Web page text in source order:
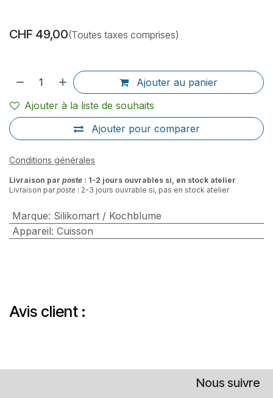
CHF 49,00(Toutes taxes comprises)
Ajouter au panier
Ajouter pour comparer
Ajouter à la liste de souhaits
Conditions générales
Livraison par poste : 1-2 jours ouvrables si, en stock atelier
Livraison parposte : 2-3 jours ouvrable si, pas en stock atelier
Marque: Silikomart / Kochblume
Appareil: Cuisson
Avis client :
Nous suivre